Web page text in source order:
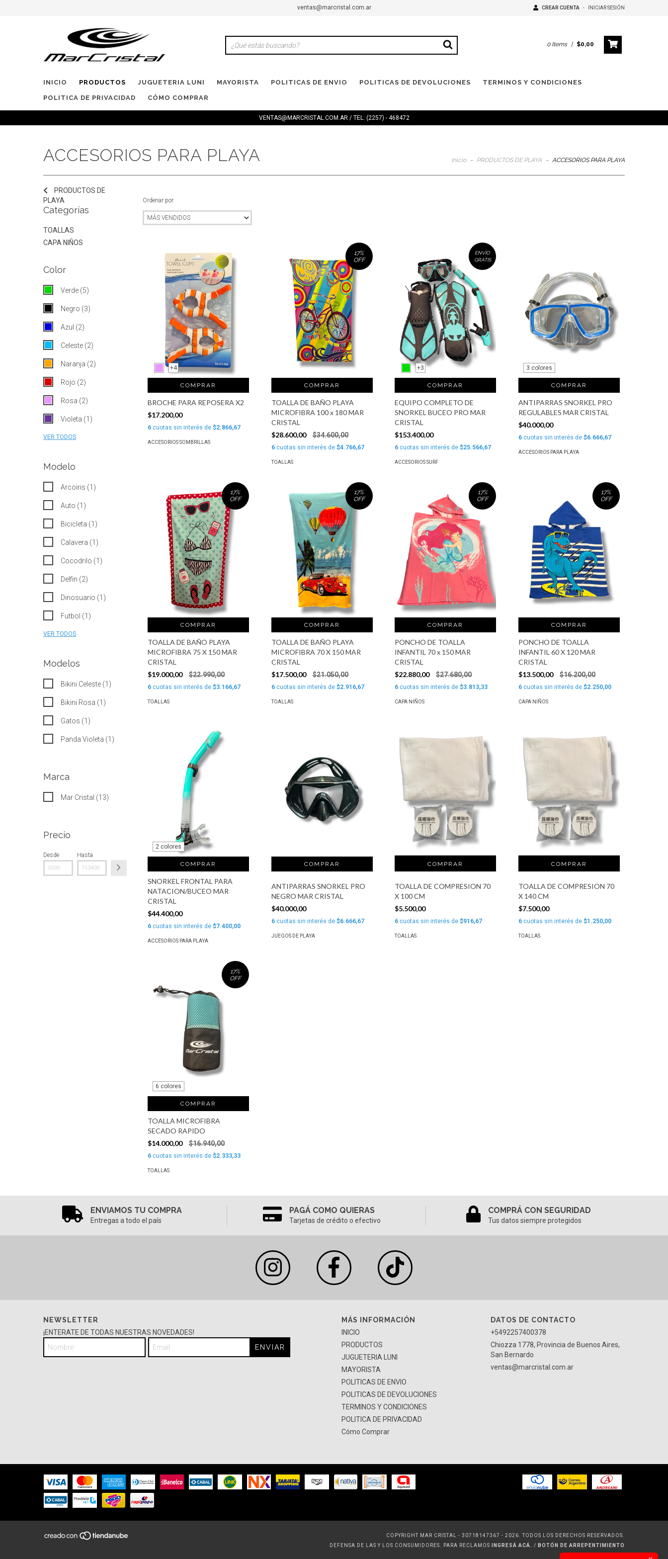
ventas@marcristal.com.ar CREAR CUENTA - INICIAR SESIÓN
0 Items | $0,00
INICIO PRODUCTOS JUGUETERIA LUNI MAYORISTA POLITICAS DE ENVIO POLITICAS DE DEVOLUCIONES TERMINOS Y CONDICIONES
POLITICA DE PRIVACIDAD CÓMO COMPRAR
VENTAS@MARCRISTAL.COM.AR/ TEL: (2257) - 468472
ACCESORIOS PARA PLAYA Inicio - PRODUCTOS DE PLAYA - ACCESORIOS PARA PLAYA
PRODUCTOS DE
PLAYA
Categorías
TOALLAS
CAPA NIÑOS
Color
Verde (5)
Negro (3)
Azul (2)
Celeste (2)
Naranja (2)
Rojo (2)
Rosa (2)
Violeta (1)
VER TODOS
Modelo
Arcoiris (1)
Auto (1)
Bicicleta (1)
Calavera (1)
Cocodrilo (1)
Delfin (2)
Dinosuario (1)
Futbol (1)
VER TODOS
Modelos
Bikini Celeste (1)
Bikini Rosa (1)
Gatos (1)
Panda Violeta (1)
Marca
Mar Cristal (13)
Precio
Desde Hasta
Ordenar por
+4
COMPRAR
BROCHE PARA REPOSERA X2
$17.200,00
6 cuotas sin interés de $2.866,67
ACCESORIOS SOMBRILLAS
17%
OFF
COMPRAR
TOALLA DE BAÑO PLAYA
MICROFIBRA 100 x 180 MAR
CRISTAL
$28.600,00
$34.600,00
6cuotas sin interés de $4.766,67
TOALLAS
ENVÍO
GRATIS
+3
COMPRAR
EQUIPO COMPLETO DE
SNORKEL BUCEO PRO MAR
CRISTAL
$153.400,00
6 cuotas sin interés de$25.566,67
ACCESORIOS SURF
3 colores
COMPRAR
ANTIPARRAS SNORKEL PRO
REGULABLES MAR CRISTAL
$40.000,00
6 cuotas sin interés de$6.666,67
ACCESORIOS PARA PLAYA
17%
OFF
COMPRAR
TOALLA DE BAÑO PLAYA
MICROFIBRA 75 X 150 MAR
CRISTAL
$19.000,00
$22.990,00
6 cuotas sin interés de $3.166,67
TOALLAS
17%
OFF
COMPRAR
TOALLA DE BAÑO PLAYA
MICROFIBRA 70 X 150 MAR
CRISTAL
$17.500,00
$21.050,00
6cuotas sin interés de $2.916,67
TOALLAS
17%
OFF
COMPRAR
PONCHO DE TOALLA
INFANTIL 70 x 150 MAR
CRISTAL
$22.880,00
$27.680,00
6 cuotas sin interés de$3.813,33
CAPA NIÑOS
17%
OFF
COMPRAR
PONCHO DE TOALLA
INFANTIL 60 X 120 MAR
CRISTAL
$13.500,00
$16.200,00
6 cuotas sin interés de$2.250,00
CAPA NIÑOS
2 colores
COMPRAR
SNORKEL FRONTAL PARA
NATACION/BUCEO MAR
CRISTAL
$44.400,00
6 cuotas sin interés de $7.400,00
ACCESORIOS PARA PLAYA
ANTIPARRAS SNORKEL PRO
NEGRO MAR CRISTAL
$40.000,00
6cuotas sin interés de $6.666,67
JUEGOS DE PLAYA
TOALLA DE COMPRESION 70
X 100 CM
$5.500,00
6 cuotas sin interés de$916,67
TOALLAS
TOALLA DE COMPRESION 70
X 140 CM
$7.500,00
6 cuotas sin interés de$1.250,00
TOALLAS
17%
OFF
6 colores
COMPRAR
TOALLA MICROFIBRA
SECADO RAPIDO
$14.000,00
$16.940,00
6 cuotas sin interés de $2.333,33
TOALLAS
ENVIAMOS TU COMPRA
Entregas a todo el país
PAGÁ COMO QUIERAS
Tarjetas de crédito o efectivo
COMPRÁ CON SEGURIDAD
Tus datos siempre protegidos
NEWSLETTER
¡ENTERATE DE TODAS NUESTRAS NOVEDADES!
MÁS INFORMACIÓN
INICIO
PRODUCTOS
JUGUETERIA LUNI
MAYORISTA
POLITICAS DE ENVIO
POLITICAS DE DEVOLUCIONES
TERMINOS Y CONDICIONES
POLITICA DE PRIVACIDAD
Cómo Comprar
DATOS DE CONTACTO
+5492257400378
Chiozza 1778, Provincia de Buenos Aires,
San Bernardo
ventas@marcristal.com.ar
COPYRIGHT MAR CRISTAL - 30718147367 - 2026. TODOS LOS DERECHOS RESERVADOS.
DEFENSA DE LAS Y LOS CONSUMIDORES. PARA RECLAMOS
INGRESÁ ACÁ. / BOTÓN DE ARREPENTIMIENTO